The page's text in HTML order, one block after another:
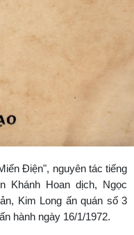
Điện", nguyên tác tiếng
Khánh Hoan dịch, Ngọc
Kim Long ấn quán số 3
hành ngày 16/1/1972.